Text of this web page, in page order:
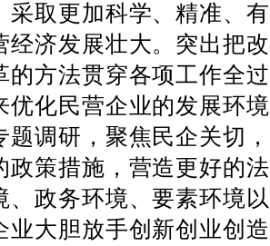
采取更加科学、精准、
经济发展壮大。突出把
的方法贯穿各项工作全
优化民营企业的发展环
题调研，聚焦民企关切
政策措施，营造更好的
、政务环境、要素环境
业大胆放手创新创业创